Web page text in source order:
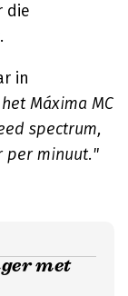
die
in
Máxima MC
spectrum,
per minuut."
met